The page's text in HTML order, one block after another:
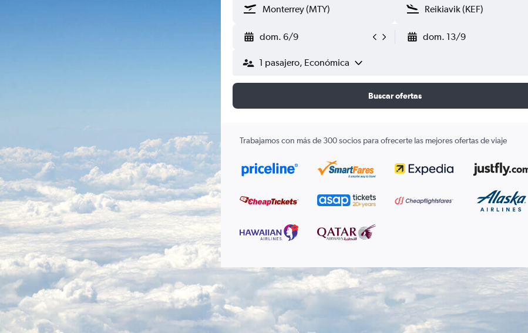
dom. 6/9 dom. 13/9
1 pasajero, Económica
Buscar ofertas
Trabajamos con más de 300 socios para ofrecerte las mejores ofertas de viaje